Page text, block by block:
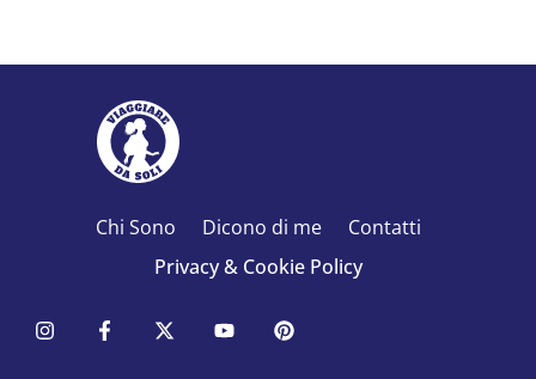
Chi Sono Dicono di me
Contatti
Privacy & Cookie Policy